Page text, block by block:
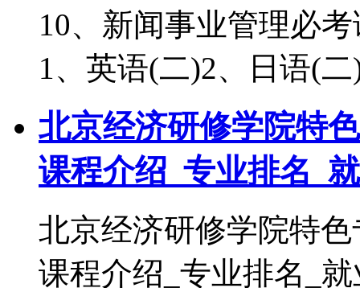
10、新闻事业管理必
1、英语(二)2、日语(
北京经济研修学院特
课程介绍_专业排名_
北京经济研修学院特
课程介绍_专业排